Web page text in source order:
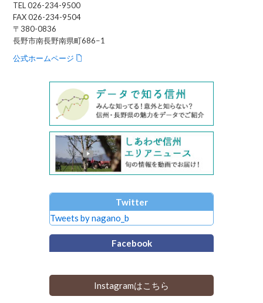
TEL 026-234-9500
FAX 026-234-9504
〒380-0836
長野市南長野南県町686−1
公式ホームページ
Twitter
Tweets by nagano_b
Facebook
Instagramはこちら